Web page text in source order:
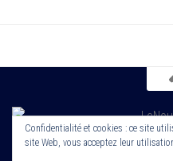
Copyright 2022. Le Nouveau
Confidentialité et cookies : ce site
site Web, vous acceptez leur